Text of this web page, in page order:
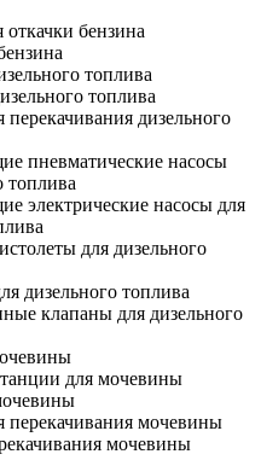
откачки бензина
топлива
топлива
дизельного
пневматические насосы
топлива
электрические насосы для
для дизельного
дизельного топлива
клапаны для дизельного
для мочевины
перекачивания мочевины
мочевины